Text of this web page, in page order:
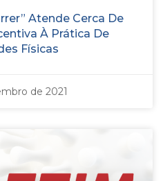
Atende Cerca De
À Prática De
Físicas
de 2021